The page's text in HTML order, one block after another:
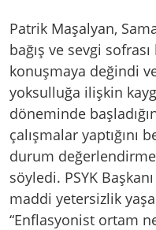
Patrik Maşalyan,
bağış ve sevgi
konuşmaya değindi
yoksulluğa ilişkin
döneminde
çalışmalar yaptığını
durum
söyledi. PSYK
maddi yetersizlik
“Enflasyonist ortam